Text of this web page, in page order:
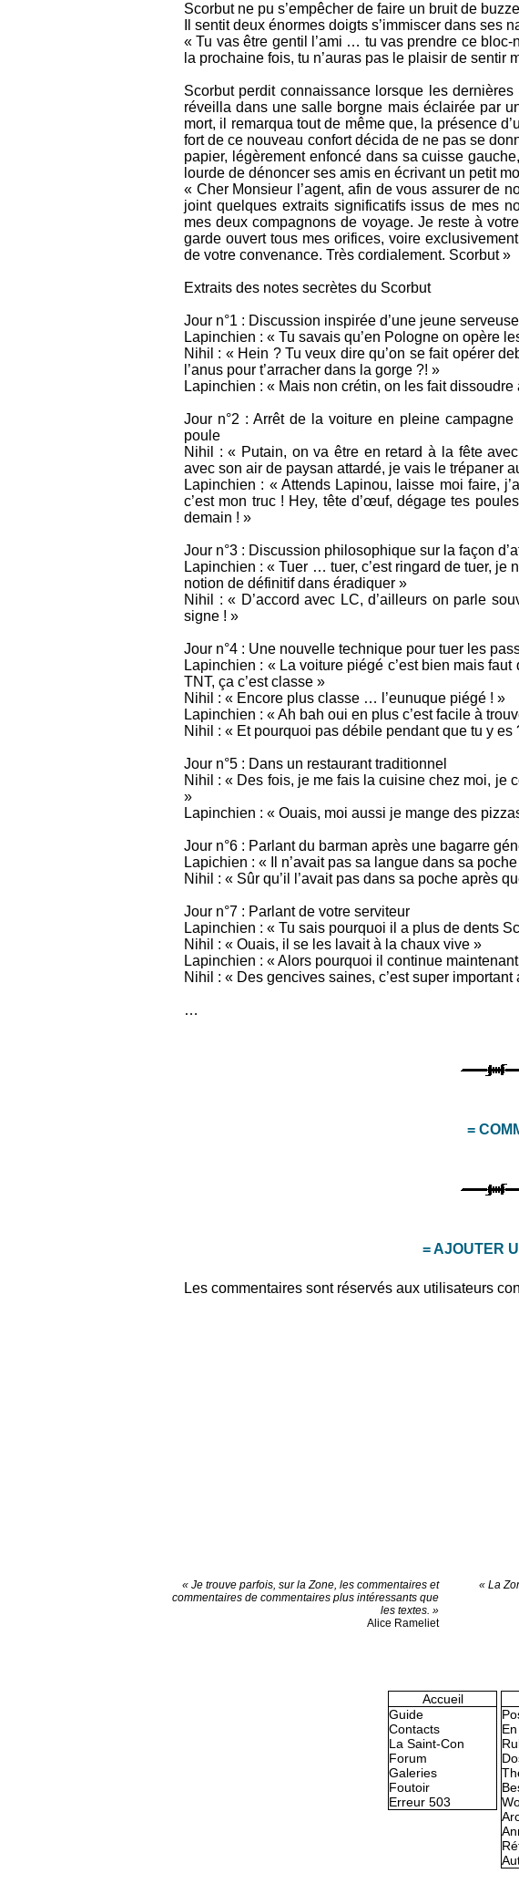
Scorbut ne pu s’empêcher de faire un bruit de
Il sentit deux énormes doigts s’immiscer dans ses
« Tu vas être gentil l’ami … tu vas prendre ce
la prochaine fois, tu n’auras pas le plaisir de sentir
Scorbut perdit connaissance lorsque les
réveilla dans une salle borgne mais éclairée par
mort, il remarqua tout de même que, la présence
fort de ce nouveau confort décida de ne pas se
papier, légèrement enfoncé dans sa cuisse
lourde de dénoncer ses amis en écrivant un petit
« Cher Monsieur l’agent, afin de vous assurer de
joint quelques extraits significatifs issus de mes
mes deux compagnons de voyage. Je reste à
garde ouvert tous mes orifices, voire
de votre convenance. Très cordialement. Scorbut »
Extraits des notes secrètes du Scorbut
Jour n°1 : Discussion inspirée d’une jeune
Lapinchien : « Tu savais qu’en Pologne on opère
Nihil : « Hein ? Tu veux dire qu’on se fait opérer
l’anus pour t’arracher dans la gorge ?! »
Lapinchien : « Mais non crétin, on les fait
Jour n°2 : Arrêt de la voiture en pleine
poule
Nihil : « Putain, on va être en retard à la fête
avec son air de paysan attardé, je vais le trépaner
Lapinchien : « Attends Lapinou, laisse moi faire,
c’est mon truc ! Hey, tête d’œuf, dégage tes
demain ! »
Jour n°3 : Discussion philosophique sur la façon
Lapinchien : « Tuer … tuer, c’est ringard de tuer,
notion de définitif dans éradiquer »
Nihil : « D’accord avec LC, d’ailleurs on parle
signe ! »
Jour n°4 : Une nouvelle technique pour tuer les
Lapinchien : « La voiture piégé c’est bien mais
TNT, ça c’est classe »
Nihil : « Encore plus classe … l’eunuque piégé ! »
Lapinchien : « Ah bah oui en plus c’est facile à
Nihil : « Et pourquoi pas débile pendant que tu y es
Jour n°5 : Dans un restaurant traditionnel
Nihil : « Des fois, je me fais la cuisine chez moi, je
»
Lapinchien : « Ouais, moi aussi je mange des
Jour n°6 : Parlant du barman après une bagarre
Lapichien : « Il n’avait pas sa langue dans sa
Nihil : « Sûr qu’il l’avait pas dans sa poche après
Jour n°7 : Parlant de votre serviteur
Lapinchien : « Tu sais pourquoi il a plus de dents
Nihil : « Ouais, il se les lavait à la chaux vive »
Lapinchien : « Alors pourquoi il continue maintenant
Nihil : « Des gencives saines, c’est super important
…
=
= AJOUTER
Les commentaires sont réservés aux utilisateurs
« Je trouve parfois, sur la Zone, les commentaires et
commentaires de commentaires plus intéressants que
les textes. »
Alice Rameliet
« La
Accueil
Guide
Contacts
La Saint-Con
Forum
Galeries
Foutoir
Erreur 503